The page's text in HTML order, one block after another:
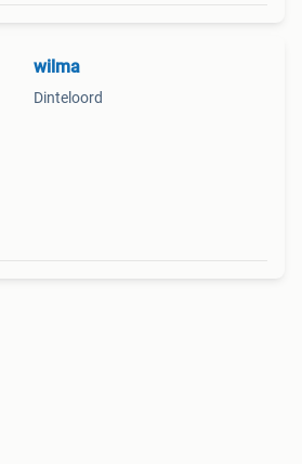
wilma
Dinteloord